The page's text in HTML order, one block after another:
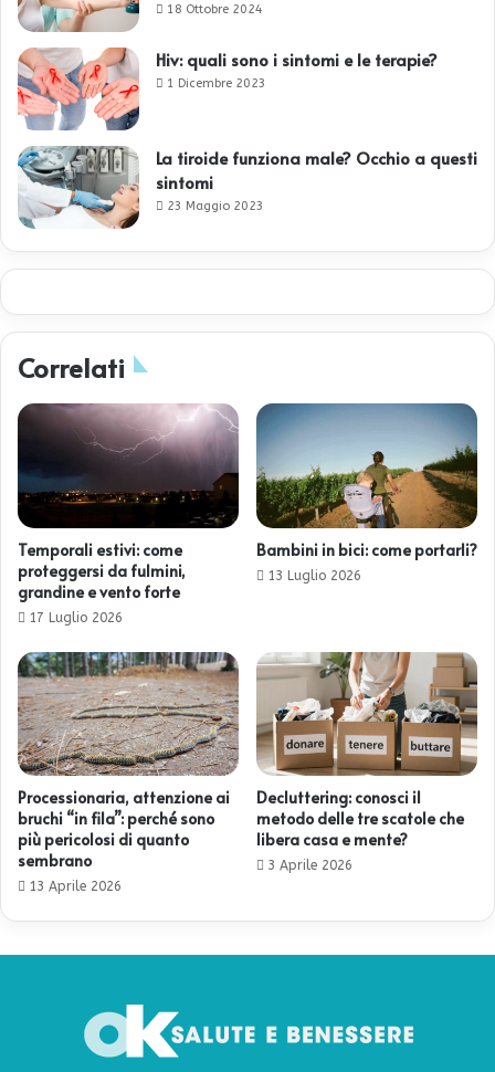
18 Ottobre 2024
Hiv: quali sono i sintomi e le terapie?
1 Dicembre 2023
La tiroide funziona male? Occhio a questi
sintomi
23 Maggio 2023
Correlati
Temporali estivi: come
proteggersi da fulmini,
grandine e vento forte
17 Luglio 2026
Bambini in bici: come portarli?
13 Luglio 2026
Processionaria, attenzione ai
bruchi “in fila”: perché sono
più pericolosi di quanto
sembrano
13 Aprile 2026
Decluttering: conosci il
metodo delle tre scatole che
libera casa e mente?
3 Aprile 2026